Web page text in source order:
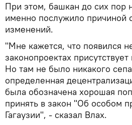
При этом, башкан до сих пор
именно послужило причиной
изменений.
"Мне кажется, что появился
законопроектах
Но там не было никакого
определенная
была обозначена хорошая
принять в закон "Об особом
Гагаузии", - сказал Влах.